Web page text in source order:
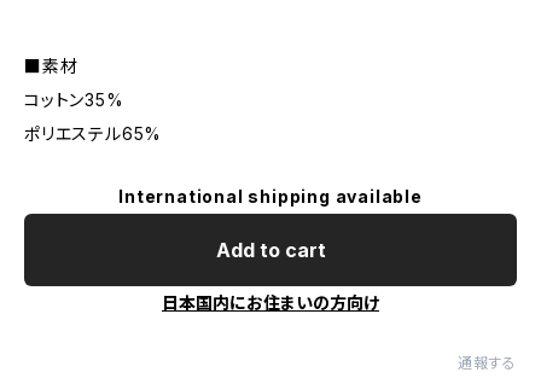
■素材
コットン35%
ポリエステル65%
International shipping available
Add to cart
日本国内にお住まいの方向け
通報する